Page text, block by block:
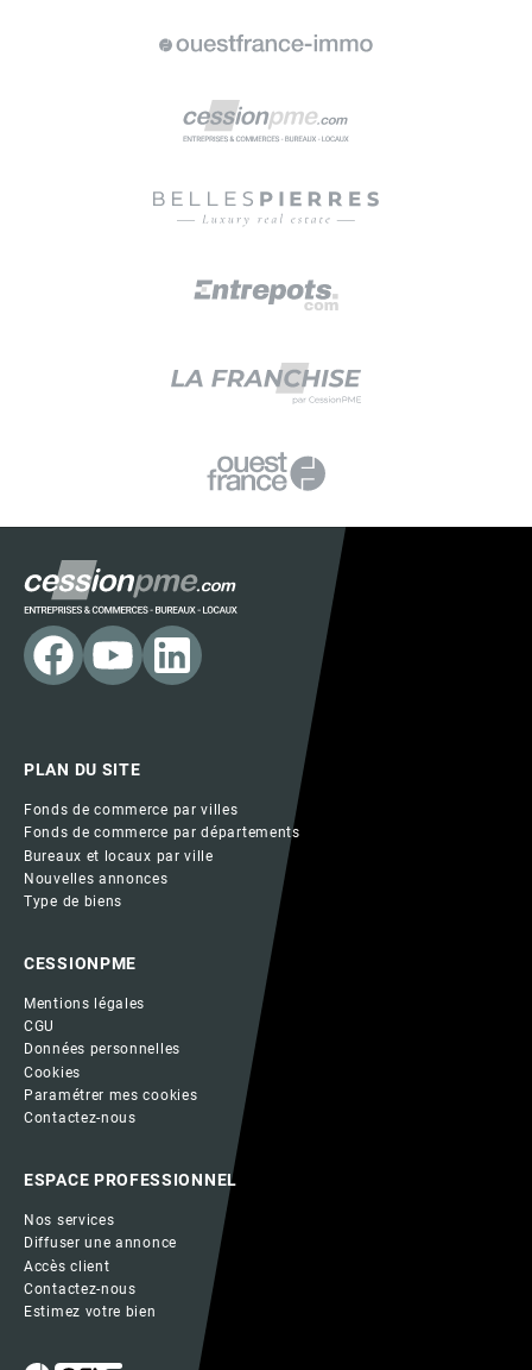
PLAN DU SITE
Fonds de commerce par villes
Fonds de commerce par départements
Bureaux et locaux par ville
Nouvelles annonces
Type de biens
CESSIONPME
Mentions légales
CGU
Données personnelles
Cookies
Paramétrer mes cookies
Contactez-nous
ESPACE PROFESSIONNEL
Nos services
Diffuser une annonce
Accès client
Contactez-nous
Estimez votre bien